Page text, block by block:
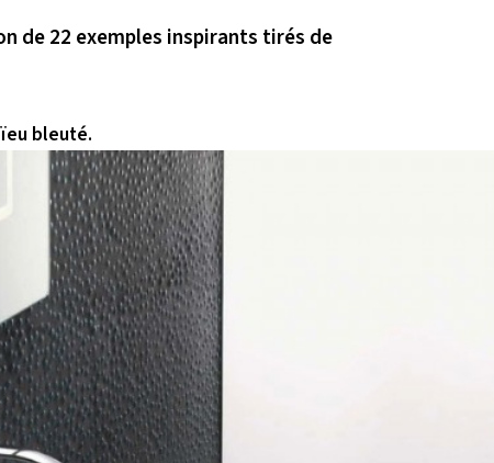
de 22 exemples inspirants tirés de
bleuté.